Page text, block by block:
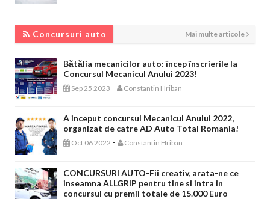
Concursuri auto Mai multe articole
Bătălia mecanicilor auto: încep înscrierile la
Concursul Mecanicul Anului 2023!
Sep 25 2023 - Constantin Hriban
A inceput concursul Mecanicul Anului 2022,
organizat de catre AD Auto Total Romania!
Oct 06 2022 - Constantin Hriban
CONCURSURI AUTO-Fii creativ, arata-ne ce
inseamna ALLGRIP pentru tine si intra in
concursul cu premii totale de 15.000 Euro